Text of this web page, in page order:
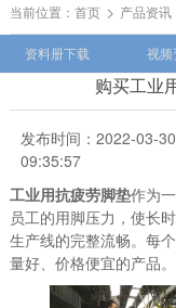
当前位置： 首页 产品资讯
资料册下载 视
购买工业
发布时间：2022-03-30
09:35:57
工业用抗疲劳脚垫作为
员工的用脚压力，使长
生产线的完整流畅。每
量好、价格便宜的产品